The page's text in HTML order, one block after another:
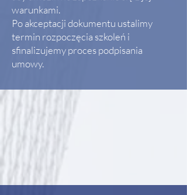
warunkami.
Po akceptacji dokumentu ustalimy
termin rozpoczęcia szkoleń i
sfinalizujemy proces podpisania
umowy.